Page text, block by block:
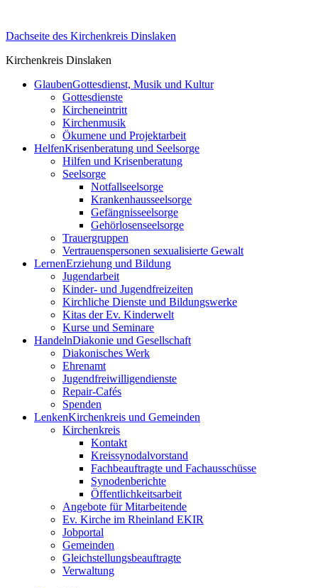
content
Dachseite des Kirchenkreis Dinslaken
Kirchenkreis Dinslaken
GlaubenGottesdienst, Musik und Kultur
Gottesdienste
Kircheneintritt
Kirchenmusik
Ökumene und Projektarbeit
HelfenKrisenberatung und Seelsorge
Hilfen und Krisenberatung
Seelsorge
Notfallseelsorge
Krankenhausseelsorge
Gefängnisseelsorge
Gehörlosenseelsorge
Trauergruppen
Vertrauenspersonen sexualisierte Gewalt
LernenErziehung und Bildung
Jugendarbeit
Kinder- und Jugendfreizeiten
Kirchliche Dienste und Bildungswerke
Kitas der Ev. Kinderwelt
Kurse und Seminare
HandelnDiakonie und Gesellschaft
Diakonisches Werk
Ehrenamt
Jugendfreiwilligendienste
Repair-Cafés
Spenden
LenkenKirchenkreis und Gemeinden
Kirchenkreis
Kontakt
Kreissynodalvorstand
Fachbeauftragte und Fachausschüsse
Synodenberichte
Öffentlichkeitsarbeit
Angebote für Mitarbeitende
Ev. Kirche im Rheinland EKIR
Jobportal
Gemeinden
Gleichstellungs­­­beauftragte
Verwaltung